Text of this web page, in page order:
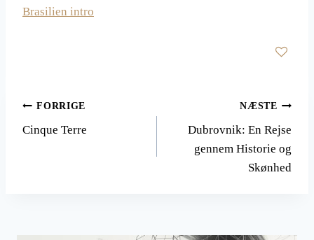
Brasilien intro
Indlægsnavigation
FORRIGE
Cinque Terre
NÆSTE
Dubrovnik: En Rejse
gennem Historie og
Skønhed